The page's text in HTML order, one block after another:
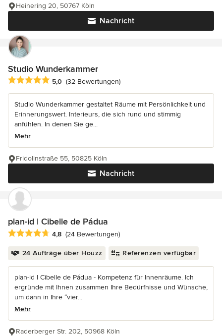
Nachricht
Heinering 20, 50767 Köln
Studio Wunderkammer
Durchschnittliche Bewertung: 5 von 5 Sternen
5,0 (32 Bewertungen)
Studio Wunderkammer gestaltet Räume mit Persönlichkeit und
Erinnerungswert. Interieurs, die sich rund und stimmig
anfühlen. In denen Sie ge...
Mehr
Nachricht
Fridolinstraße 55, 50825 Köln
plan-id | Cibelle de Pádua
Durchschnittliche Bewertung: 4.8 von 5 Sternen
4,8 (24 Bewertungen)
24 Aufträge über Houzz Referenzen verfügbar
plan-id l Cibelle de Pádua - Kompetenz für Innenräume. Ich
ergründe mit Ihnen zusammen Ihre Bedürfnisse und Wünsche,
um dann in Ihre “vier...
Mehr
Raderberger Str. 202, 50968 Köln